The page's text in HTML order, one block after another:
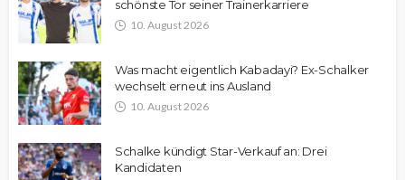
schönste Tor seiner Trainerkarriere
10. August 2026
Was macht eigentlich Kabadayi? Ex-Schalker
wechselt erneut ins Ausland
10. August 2026
Schalke kündigt Star-Verkauf an: Drei
Kandidaten